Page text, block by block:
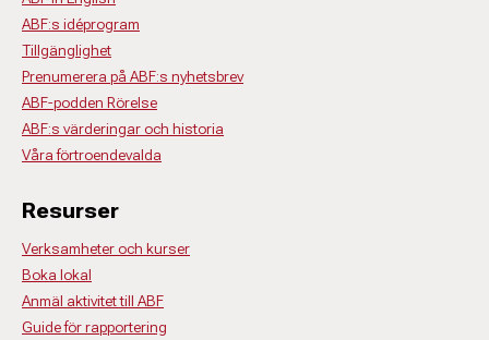
ABF:s idéprogram
Tillgänglighet
Prenumerera på ABF:s nyhetsbrev
ABF-podden Rörelse
ABF:s värderingar och historia
Våra förtroendevalda
Resurser
Verksamheter och kurser
Boka lokal
Anmäl aktivitet till ABF
Guide för rapportering